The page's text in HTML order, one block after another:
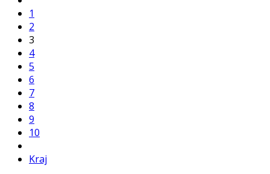
1
2
3
4
5
6
7
8
9
10
Kraj